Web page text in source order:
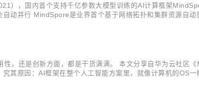
），国内首个支持千亿参数大模型训练的AI计算框架
动并行 MindSpore是业界首个基于网络拓扑和集群资源自
，还是创新方面，都是干货满满。 本文分享自华为云社区
其原因：AI框架在整个人工智能方案里，就像计算机的OS